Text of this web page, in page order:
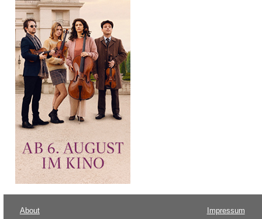
About Impressum